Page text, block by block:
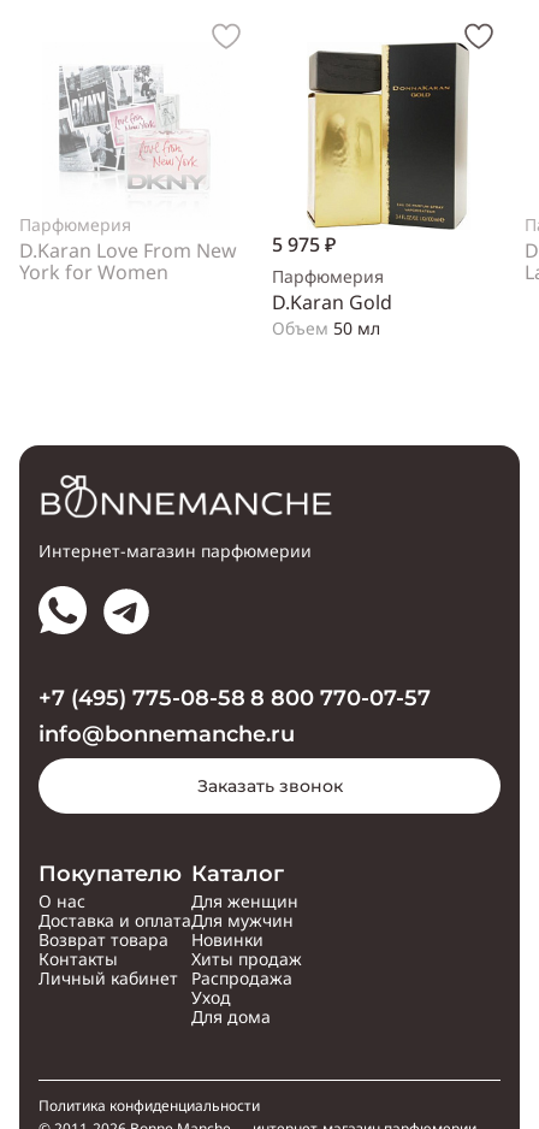
Парфюмерия
D.Karan Love From New
York for Women
5 975 ₽
Парфюмерия
D.Karan Gold
Объем 50 мл
Интернет-магазин парфюмерии
Покупателю
О нас
Доставка и оплата
Возврат товара
Контакты
Личный кабинет
Каталог
Для женщин
Для мужчин
Новинки
Хиты продаж
Распродажа
Уход
Для дома
+7 (495) 775-08-58 8 800 770-07-57
info@bonnemanche.ru
Заказать звонок
Политика конфиденциальности